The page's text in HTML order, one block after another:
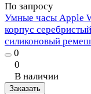
По запросу
Умные часы Apple
корпус
силиконовый
0
0
В наличии
Заказать